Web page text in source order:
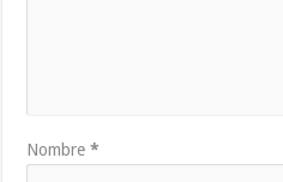
Nombre*